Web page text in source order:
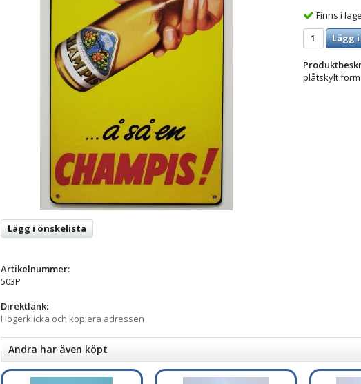
Finns i
Lägg
plåtskylt
Lägg i önskelista
Artikelnummer:
503P
Direktlänk:
Högerklicka och kopiera adressen
Andra har även köpt